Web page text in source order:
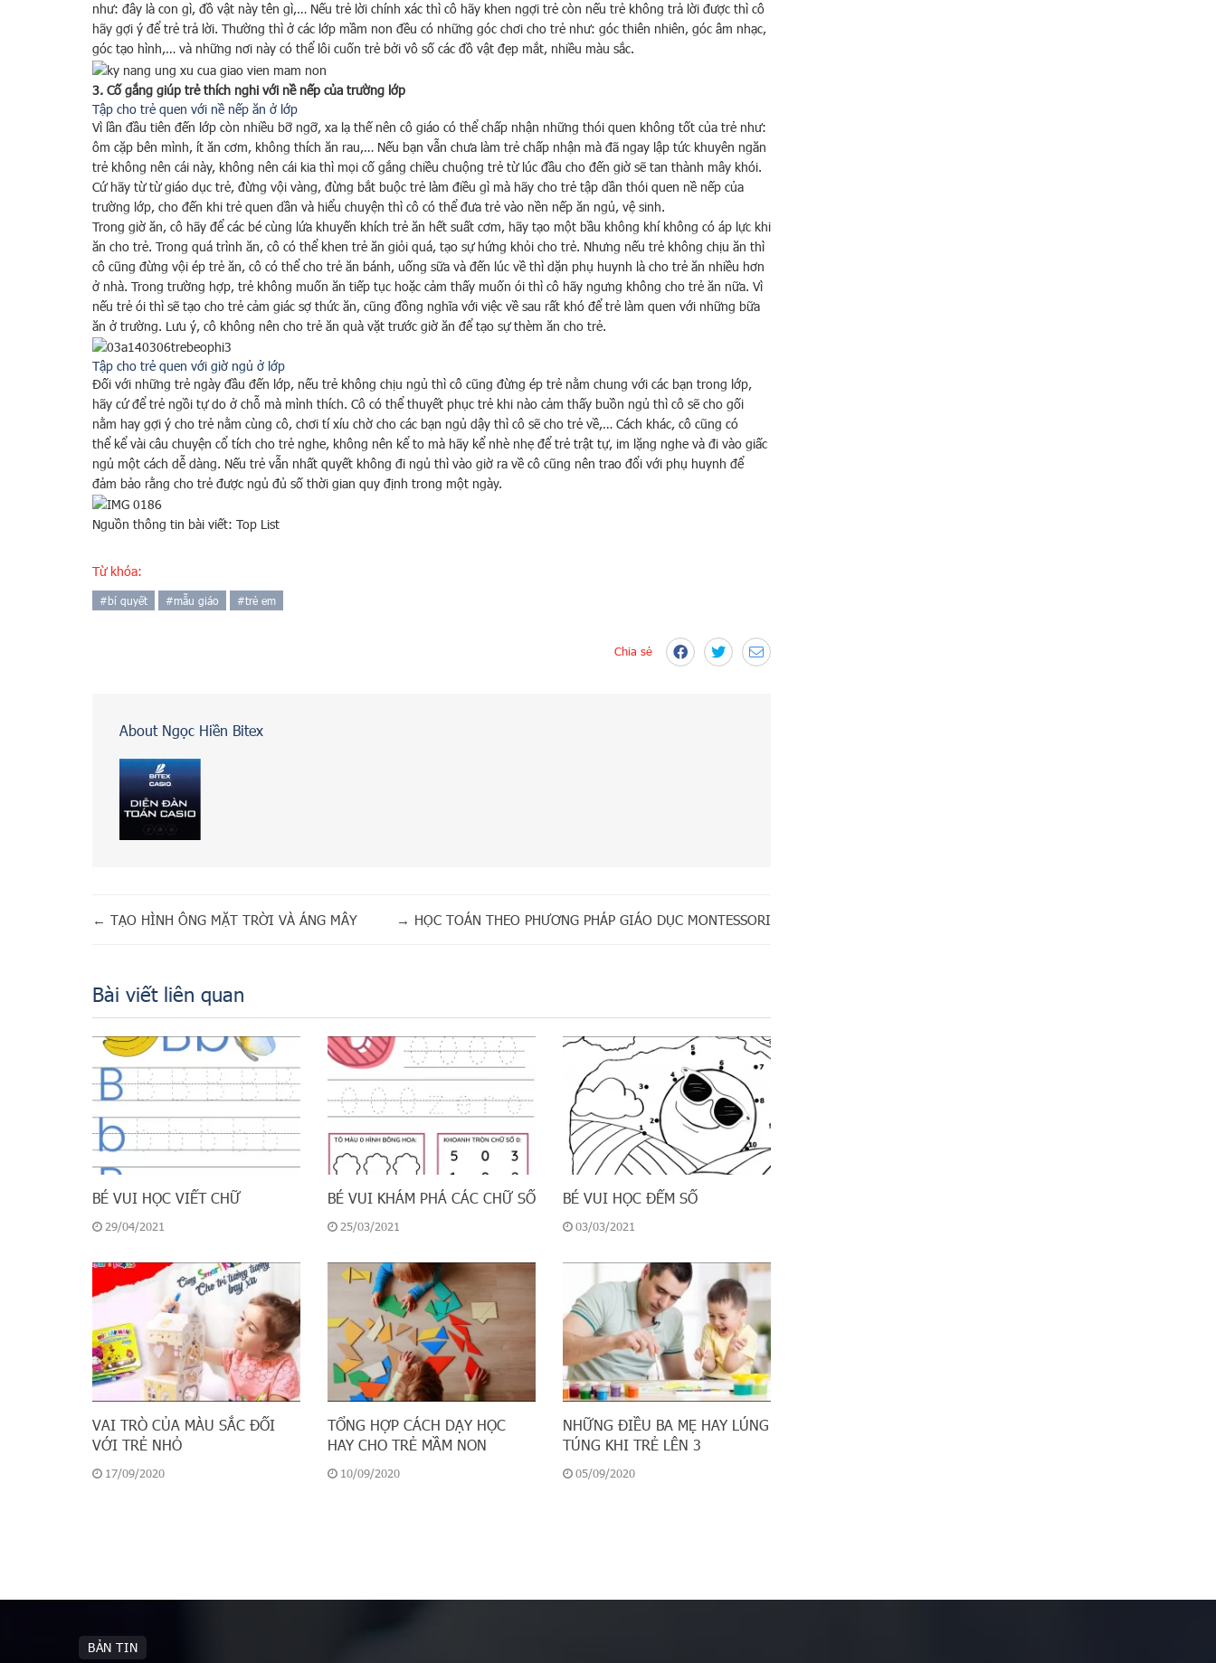
như: đây là con gì, đồ vật này tên gì,… Nếu trẻ lời chính xác thì cô hãy khen ngợi trẻ còn nếu trẻ không trả lời được thì cô
hãy gợi ý để trẻ trả lời. Thường thì ở các lớp mầm non đều có những góc chơi cho trẻ như: góc thiên nhiên, góc âm nhạc,
góc tạo hình,… và những nơi này có thể lôi cuốn trẻ bởi vô số các đồ vật đẹp mắt, nhiều màu sắc.
3. Cố gắng giúp trẻ thích nghi với nề nếp của trường lớp
Tập cho trẻ quen với nề nếp ăn ở lớp
Vì lần đầu tiên đến lớp còn nhiều bỡ ngỡ, xa lạ thế nên cô giáo có thể chấp nhận những thói quen không tốt của trẻ như:
ôm cặp bên mình, ít ăn cơm, không thích ăn rau,… Nếu bạn vẫn chưa làm trẻ chấp nhận mà đã ngay lập tức khuyên ngăn
trẻ không nên cái này, không nên cái kia thì mọi cố gắng chiều chuộng trẻ từ lúc đầu cho đến giờ sẽ tan thành mây khói.
Cứ hãy từ từ giáo dục trẻ, đừng vội vàng, đừng bắt buộc trẻ làm điều gì mà hãy cho trẻ tập dần thói quen nề nếp của
trường lớp, cho đến khi trẻ quen dần và hiểu chuyện thì cô có thể đưa trẻ vào nền nếp ăn ngủ, vệ sinh.
Trong giờ ăn, cô hãy để các bé cùng lứa khuyến khích trẻ ăn hết suất cơm, hãy tạo một bầu không khí không có áp lực khi
ăn cho trẻ. Trong quá trình ăn, cô có thể khen trẻ ăn giỏi quá, tạo sự hứng khỏi cho trẻ. Nhưng nếu trẻ không chịu ăn thì
cô cũng đừng vội ép trẻ ăn, cô có thể cho trẻ ăn bánh, uống sữa và đến lúc về thì dặn phụ huynh là cho trẻ ăn nhiều hơn
ở nhà. Trong trường hợp, trẻ không muốn ăn tiếp tục hoặc cảm thấy muốn ói thì cô hãy ngưng không cho trẻ ăn nữa. Vì
nếu trẻ ói thì sẽ tạo cho trẻ cảm giác sợ thức ăn, cũng đồng nghĩa với việc về sau rất khó để trẻ làm quen với những bữa
ăn ở trường. Lưu ý, cô không nên cho trẻ ăn quà vặt trước giờ ăn để tạo sự thèm ăn cho trẻ.
Tập cho trẻ quen với giờ ngủ ở lớp
Đối với những trẻ ngày đầu đến lớp, nếu trẻ không chịu ngủ thì cô cũng đừng ép trẻ nằm chung với các bạn trong lớp,
hãy cứ để trẻ ngồi tự do ở chỗ mà mình thích. Cô có thể thuyết phục trẻ khi nào cảm thấy buồn ngủ thì cô sẽ cho gối
nằm hay gợi ý cho trẻ nằm cùng cô, chơi tí xíu chờ cho các bạn ngủ dậy thì cô sẽ cho trẻ về,… Cách khác, cô cũng có
thể kể vài câu chuyện cổ tích cho trẻ nghe, không nên kể to mà hãy kể nhè nhẹ để trẻ trật tự, im lặng nghe và đi vào giấc
ngủ một cách dễ dàng. Nếu trẻ vẫn nhất quyết không đi ngủ thì vào giờ ra về cô cũng nên trao đổi với phụ huynh để
đảm bảo rằng cho trẻ được ngủ đủ số thời gian quy định trong một ngày.
Nguồn thông tin bài viết: Top List
Từ khóa:
# bí quyết #mẫu giáo #trẻ em
Chia sẻ
About Ngọc Hiền Bitex
← TẠO HÌNH ÔNG MẶT TRỜI VÀ ÁNG MÂY → HỌC TOÁN THEO PHƯƠNG PHÁP GIÁO DỤC MONTESSORI
Bài viết liên quan
BÉ VUI HỌC VIẾT CHỮ
29/04/2021
BÉ VUI KHÁM PHÁ CÁC CHỮ SỐ
25/03/2021
BÉ VUI HỌC ĐẾM SỐ
03/03/2021
VAI TRÒ CỦA MÀU SẮC ĐỐI
VỚI TRẺ NHỎ
17/09/2020
TỔNG HỢP CÁCH DẠY HỌC
HAY CHO TRẺ MẦM NON
10/09/2020
NHỮNG ĐIỀU BA MẸ HAY LÚNG
TÚNG KHI TRẺ LÊN 3
05/09/2020
BẢN TIN